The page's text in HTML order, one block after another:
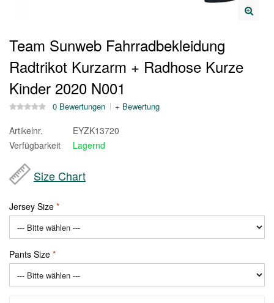
Team Sunweb Fahrradbekleidung
Radtrikot Kurzarm + Radhose Kurze
Kinder 2020 N001
0 Bewertungen + Bewertung
Artikelnr.
EYZK13720
Verfügbarkeit
Lagernd
Size Chart
Jersey Size
Pants Size